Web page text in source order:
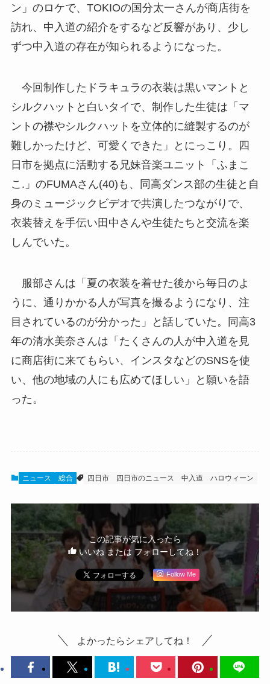
ン」のロケで、TOKIOの国分太一さんが商店街を
訪れ、中入道の紹介をするなど反響があり、少し
ずつ中入道の存在が知られるようになった。
今回制作したドラキュラの衣装は黒いマントと
シルクハットと白いタイで、制作した生徒は「マ
ントの襟やシルクハットを立体的に縫製するのが
難しかったけど、可愛くできた」とにっこり。四
日市を拠点に活動する兄妹音楽ユニット「ふまこ
こ.」のFUMAさん(40)も、同高ダンス部の生徒と自
身のミュージックビデオで共演したつながりで、
衣装替えを手伝い田中さんや生徒たちと交流を楽
しんでいた。
服部さんは「夏の衣装を着せた後から毎日のよ
うに、通りかかる人が写真を撮るようになり、注
目されているのが分かった」と話していた。同高3
年の清水美奈さんは「たくさんの人が中入道を見
に商店街に来てもらい、インスタなどのSNSを使
い、他の地域の人にも広めてほしい」と願いを語
った。
ニュース 総合 四日市 四日市のニュース 中入道 ハロウィーン
この記事が気に入ったら
いいね または フォローしてね！
Follow Me
よかったらシェアしてね！